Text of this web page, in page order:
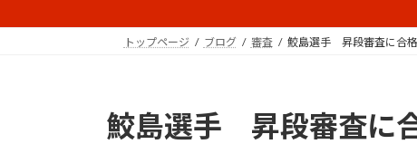
プ
動
トップページ ブログ 審査 鮫島選手 昇段審査に合格
鮫島選手 昇段審査に